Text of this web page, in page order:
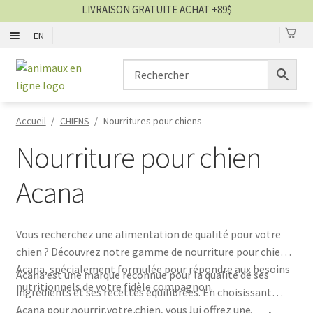
EN
Aller
à
navigation
Aller
au
LIVRAISON GRATUITE ACHAT +89$
CHIENS
SERVICES
🍁 PRODUITS CANADIEN
VENTES
Accueil / CHIENS / Nourritures pour chiens
Nourriture pour chien
Acana
Vous recherchez une alimentation de qualité pour votre
chien ? Découvrez notre gamme de nourriture pour chien
Acana, spécialement formulée pour répondre aux besoins
nutritionnels de votre fidèle compagnon.
Acana est une marque reconnue pour la qualité de ses
ingrédients et ses recettes équilibrées. En choisissant
Acana pour nourrir votre chien, vous lui offrez une